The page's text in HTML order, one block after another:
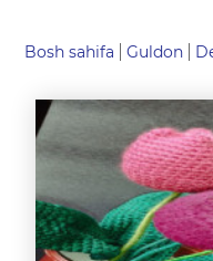
Bosh sahifa Guldon